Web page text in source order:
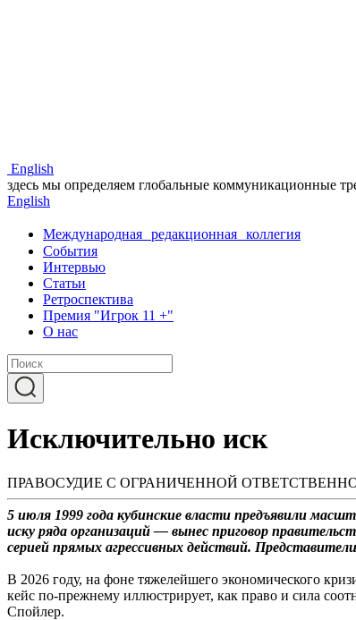
English
здесь мы определяем глобальные коммуникационные
English
Международная редакционная коллегия
События
Интервью
Статьи
Ретроспектива
Премия "Игрок 11 +"
О нас
Исключительно иск
ПРАВОСУДИЕ С ОГРАНИЧЕННОЙ
5 июля 1999 года кубинские власти предъявили
иску ряда организаций — вынес приговор
серией прямых агрессивных действий.
В 2026 году, на фоне тяжелейшего экономического
кейс по-прежнему иллюстрирует, как право и сила
Спойлер.